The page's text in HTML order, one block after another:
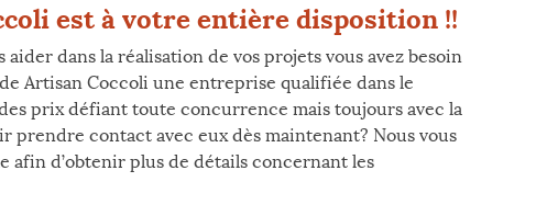
est à votre entière disposition !!
dans la réalisation de vos projets vous avez besoin
Artisan Coccoli une entreprise qualifiée dans le
prix défiant toute concurrence mais toujours avec la
contact avec eux dès maintenant? Nous vous
d’obtenir plus de détails concernant les